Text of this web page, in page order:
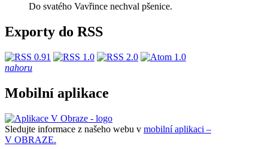
Do svatého Vavřince nechval pšenice.
Exporty do RSS
nahoru
Mobilní aplikace
Sledujte informace z našeho webu v mobilní aplikaci –
V OBRAZE.